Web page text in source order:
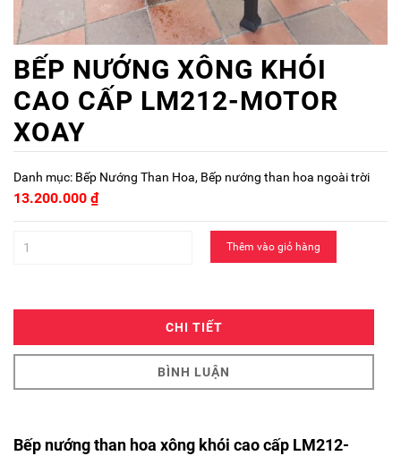
BẾP NƯỚNG XÔNG KHÓI
CAO CẤP LM212-MOTOR
XOAY
Danh mục: Bếp Nướng Than Hoa, Bếp nướng than hoa ngoài trời
13.200.000 ₫
Thêm vào giỏ hàng
CHI TIẾT
BÌNH LUẬN
Bếp nướng than hoa xông khói cao cấp LM212-